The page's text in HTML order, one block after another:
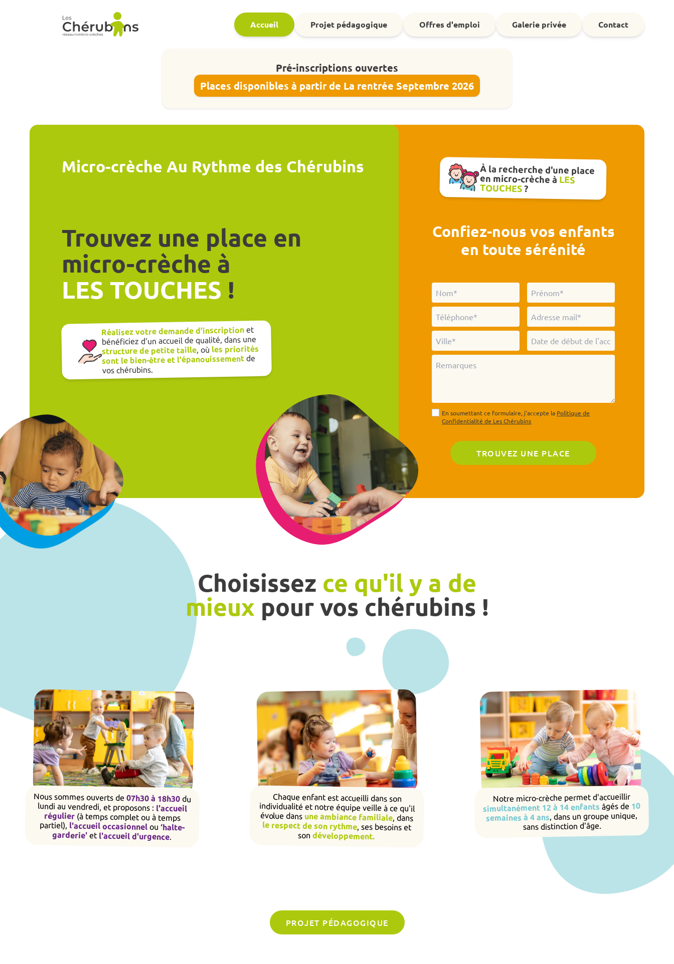
Accueil Projet pédagogique Offres d'emploi Galerie privée Contact
Pré-inscriptions ouvertes
Places disponibles à partir de La rentrée Septembre 2026
Micro-crèche Au Rythme des Chérubins
Trouvez une place en
micro-crèche à
LES TOUCHES !
Réalisez votre demande d'inscriptionet
bénéficiez d'un accueil de qualité, dans une
structure de petite taille, où les priorités
sont le bien-être et l'épanouissementde
vos chérubins.
À la recherche d'une place
en micro-crèche à LES
TOUCHES?
Confiez-nous vos enfants
en toute sérénité
En soumettant ce formulaire, j'accepte la Politique de
Confidentialité de Les Chérubins
Choisissez ce qu'il y a de
mieux pour vos chérubins !
Nous sommes ouverts de07h30 à 18h30 du
lundi au vendredi, et proposons : l'accueil
régulier(à temps complet ou à temps
partiel), l'accueil occasionnelou‘halte-
garderie' et l'accueil d'urgence.
Chaque enfant est accueilli dans son
individualité et notre équipe veille à ce qu'il
évolue dansune ambiance familiale, dans
le respect de son rythme, ses besoins et
sondéveloppement.
Notre micro-crèche permet d'accueillir
simultanément 12 à 14 enfants âgés de 10
semaines à 4 ans , dans un groupe unique,
sans distinction d'âge.
PROJET PÉDAGOGIQUE